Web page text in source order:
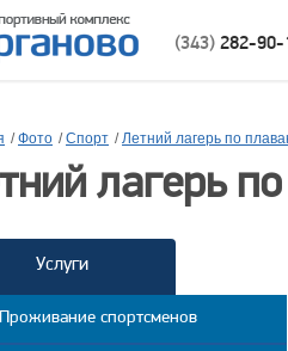
(343) 282-90-
/Фото /Спорт /Летний лагерь по
лагерь
Услуги
Проживание спортсменов